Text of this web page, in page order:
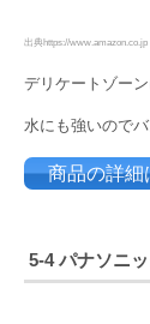
出典https://www.amazon.co.jp
デリケートゾー
水にも強いので
商品の詳細
5-4パナソニ